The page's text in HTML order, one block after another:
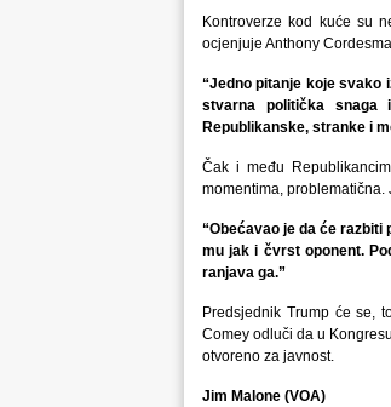
Kontroverze kod kuće su
ocjenjuje Anthony
“Jedno pitanje koje svako
stvarna politička snaga
Republikanske, stranke i
Čak i među
momentima, problematična.
“Obećavao je da će
mu jak i čvrst oponent.
ranjava ga.”
Predsjednik Trump će se,
Comey odluči da u
otvoreno za javnost.
Jim Malone (VOA)